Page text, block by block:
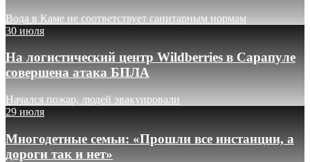
Вода в Каме не соответствует санитарным нормам
30 июля
На логистический центр Wildberries в Сарапуле
совершена атака БПЛА
Начался пожар, людей эвакуировали
29 июля
Многодетные семьи: «Прошли все инстанции, а
дороги так и нет»